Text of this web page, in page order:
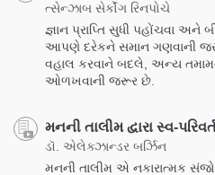
ત્સેન્ઝાબ સેર્કોંગ રિનપોચે
જ્ઞાન પ્રાપ્તિ સુધી પહોંચવા અને
આપણે દરેકને સમાન ગણવાની
વહાલ કરવાને બદલે, અન્ય
ઓળખવાની જરૂર છે.
મનની તાલીમ દ્વારા સ્વ-
ડૉ. એલેક્ઝાન્ડર બર્ઝિન
મનની તાલીમ એ નકારાત્મક